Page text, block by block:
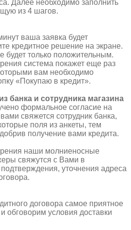
Далее необходимо заполнить
из 4 шагов.
ваша заявка будет
кредитное решение на экране.
будет только положительным.
система покажет еще раз
вам необходимо
«Покупаю в кредит».
банка и сотрудника магазина
формальное согласие на
свяжется сотрудник банка,
поля из анкеты, тем
получение вами кредита.
наши молниеносные
свяжутся с Вами в
уточнения адреса
договора самое приятное
обговорим условия доставки